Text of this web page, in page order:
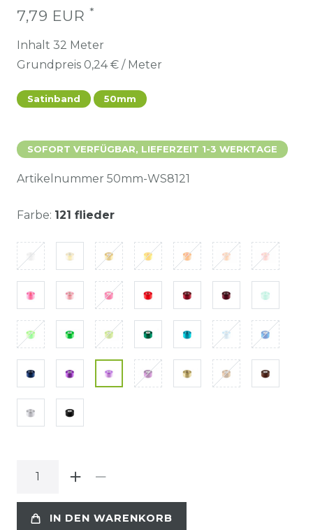
7,79 EUR *
Inhalt 32 Meter
Grundpreis 0,24 € / Meter
Satinband 50mm
SOFORT VERFÜGBAR, LIEFERZEIT 1-3 WERKTAGE
Artikelnummer 50mm-WS8121
Farbe: 121 flieder
IN DEN WARENKORB